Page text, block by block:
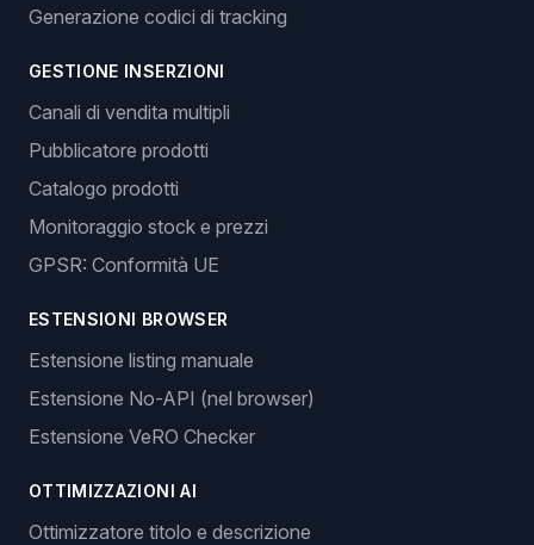
Generazione codici di tracking
GESTIONE INSERZIONI
Canali di vendita multipli
Pubblicatore prodotti
Catalogo prodotti
Monitoraggio stock e prezzi
GPSR: Conformità UE
ESTENSIONI BROWSER
Estensione listing manuale
Estensione No-API (nel browser)
Estensione VeRO Checker
OTTIMIZZAZIONI AI
Ottimizzatore titolo e descrizione